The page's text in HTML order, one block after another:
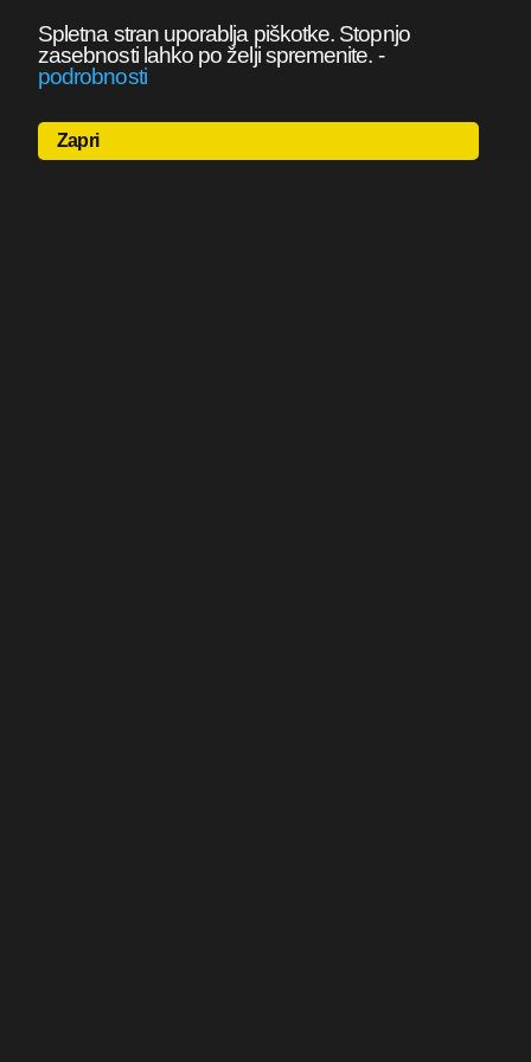
Spletna stran uporablja piškotke. Stopnjo
zasebnosti lahko po želji spremenite. -
podrobnosti
Zapri